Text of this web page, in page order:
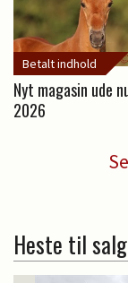
Betalt indhold
Nyt magasin ude
2026
Heste til salg